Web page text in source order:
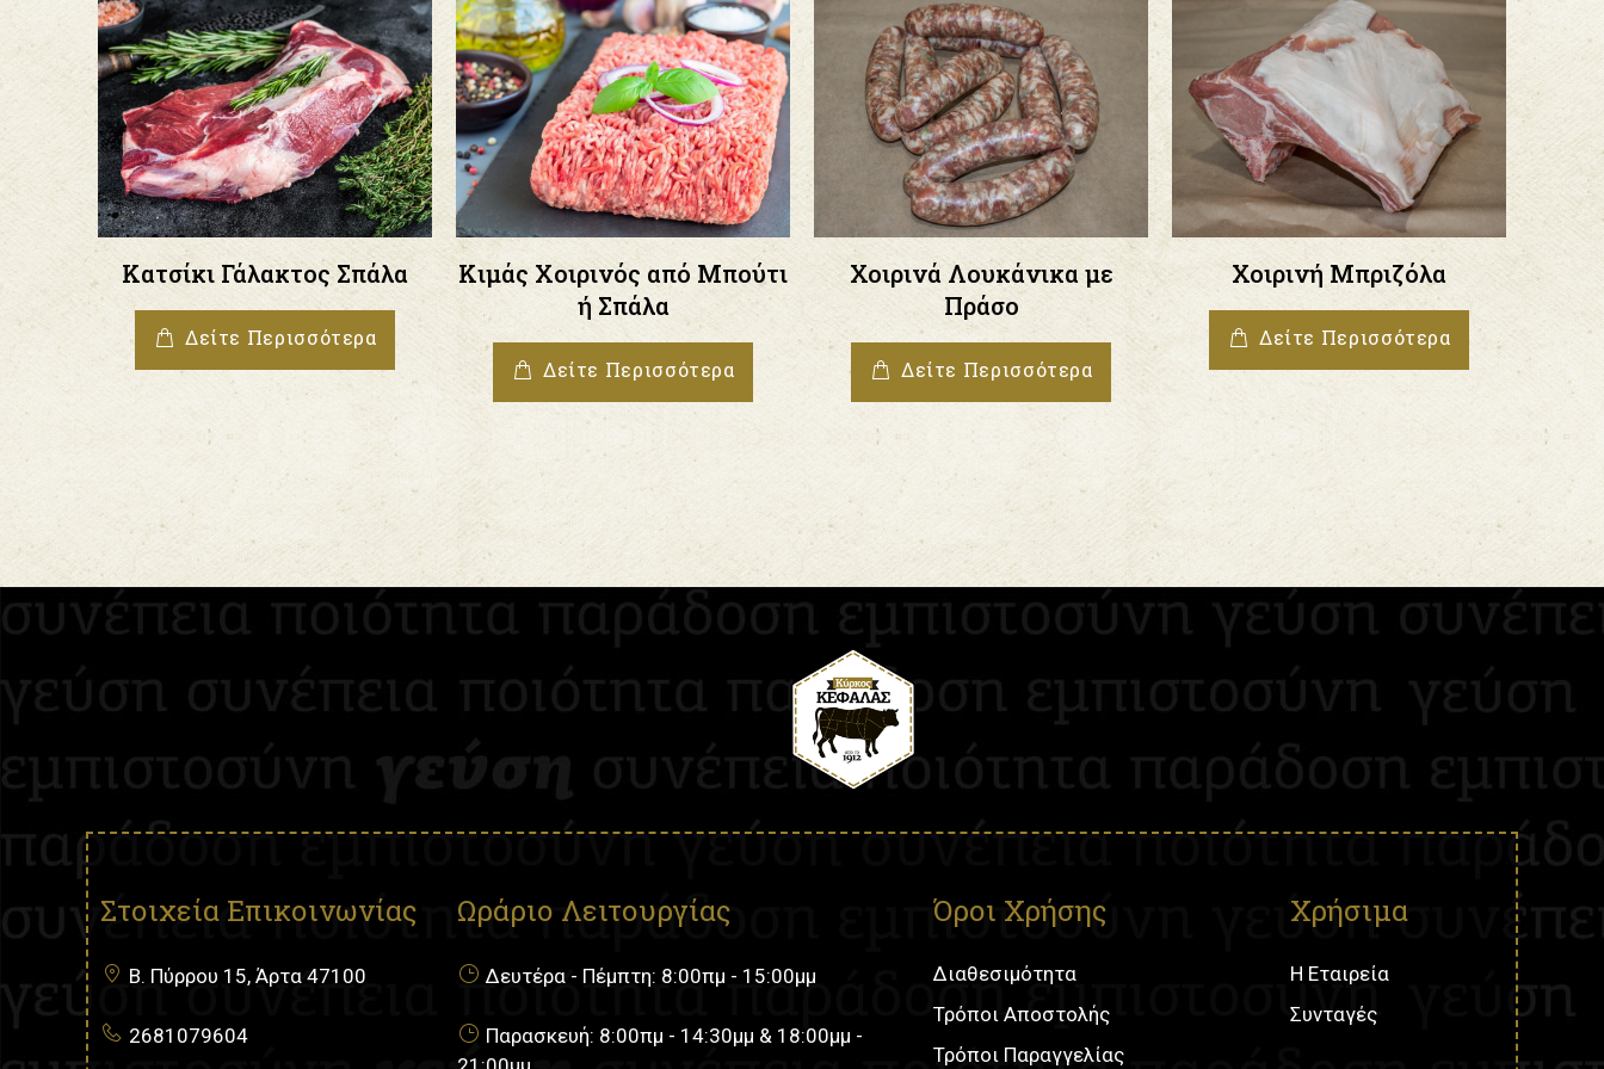
Κατσίκι Γάλακτος Σπάλα
Δείτε Περισσότερα
Κιμάς Xοιρινός από Μπούτι
ή Σπάλα
Δείτε Περισσότερα
Χοιρινά Λουκάνικα με
Πράσο
Δείτε Περισσότερα
Χοιρινή Μπριζόλα
Δείτε Περισσότερα
Στοιχεία Επικοινωνίας
Β. Πύρρου 15, Άρτα 47100
2681079604
Ωράριο Λειτουργίας
Δευτέρα - Πέμπτη: 8:00πμ - 15:00μμ
Παρασκευή: 8:00πμ - 14:30μμ & 18:00μμ -
Όροι Χρήσης
Διαθεσιμότητα
Τρόποι Αποστολής
Τρόποι Παραγγελίας
Χρήσιμα
Η Εταιρεία
Συνταγές